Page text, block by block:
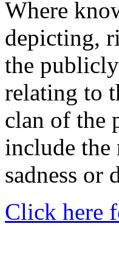
Where
depicting,
the publicly
relating to
clan of the
include the
sadness or
Click here